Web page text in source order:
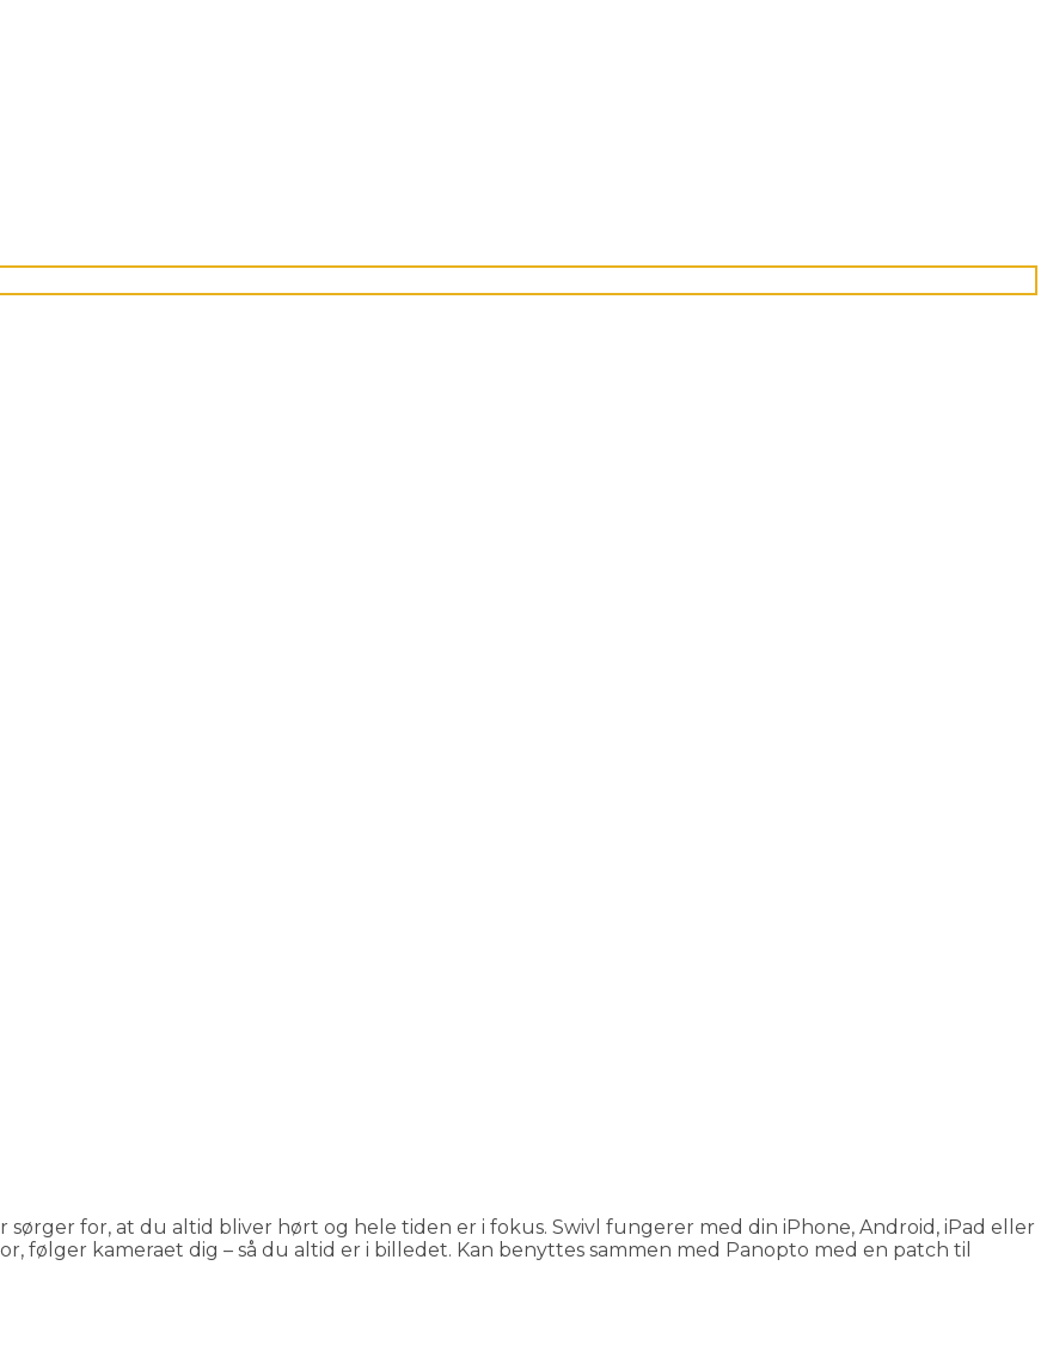
for, at du altid bliver hørt og hele tiden er i fokus. Swivl fungerer med din iPhone, Android, iPad eller
følger kameraet dig – så du altid er i billedet. Kan benyttes sammen med Panopto med en patch til